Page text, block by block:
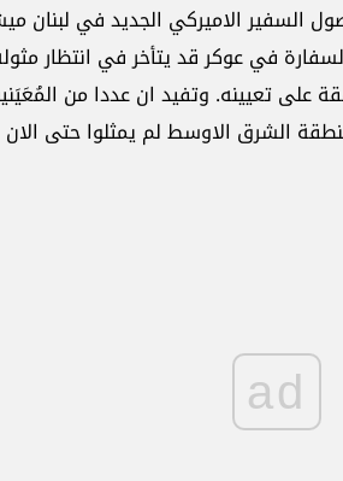
السفير الاميركي الجديد في لبنان
في عوكر قد يتأخر في انتظار
على تعيينه. وتفيد ان عددا من
الشرق الاوسط لم يمثلوا حتى الان
ad